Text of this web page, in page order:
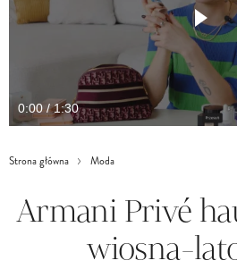
0:00 / 1:30
Strona główna Moda
Armani Privé
wiosna-